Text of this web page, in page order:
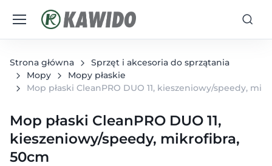
Strona główna
Sprzęt i akcesoria do sprzątania
Mopy
Mopy płaskie
Mop płaski CleanPRO DUO 11, kieszeniowy/speedy,
Mop płaski CleanPRO DUO 11,
kieszeniowy/speedy, mikrofibra,
50cm